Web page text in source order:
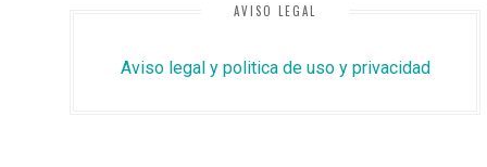
AVISO LEGAL
Aviso legal y politica de uso y privacidad